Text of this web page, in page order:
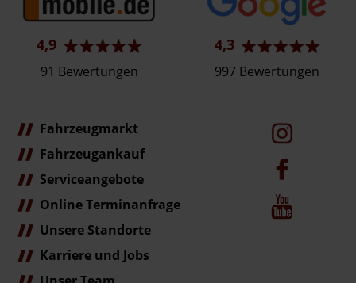
4,9
91 Bewertungen
4,3
997 Bewertungen
Fahrzeugmarkt
Fahrzeugankauf
Serviceangebote
Online Terminanfrage
Unsere Standorte
Karriere und Jobs